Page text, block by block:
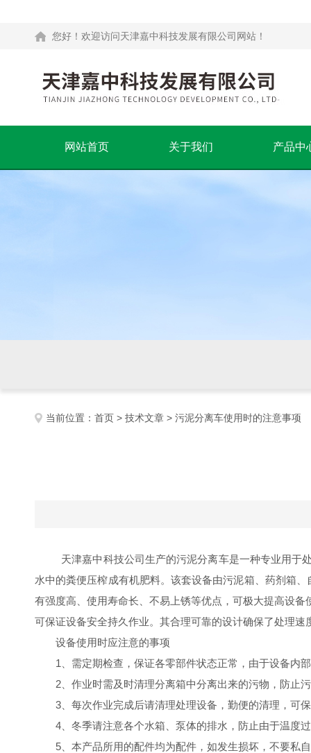
您好！欢迎访问天津嘉中科技发展有限公司网站！
网站首页 关于我们 产品中
当前位置： 首页 > 技术文章 > 污泥分离车使用时的注意事项
天津嘉中科技公司生产的污泥分离车是一种专业用于
水中的粪便压榨成有机肥料。该套设备由污泥箱、药剂箱、
有强度高、使用寿命长、不易上锈等优点，可极大提高设备
可保证设备安全持久作业。其合理可靠的设计确保了处理
设备使用时应注意的事项
1、需定期检查，保证各零部件状态正常，由于设备内
2、作业时需及时清理分离箱中分离出来的污物，防止
3、每次作业完成后请清理处理设备，勤便的清理，可
4、冬季请注意各个水箱、泵体的排水，防止由于温度
5、本产品所用的配件均为配件，如发生损坏，不要私